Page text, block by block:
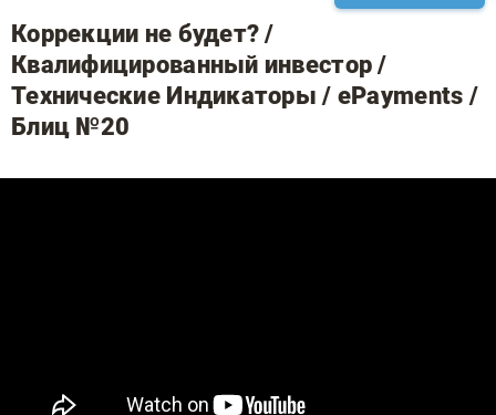
Коррекции не будет? /
Квалифицированный инвестор /
Технические Индикаторы / ePayments /
Блиц №20